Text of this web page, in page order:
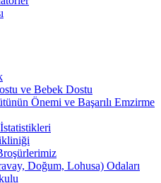
ve Bebek Dostu
Önemi ve Başarılı Emzirme
Doğum, Lohusa) Odaları